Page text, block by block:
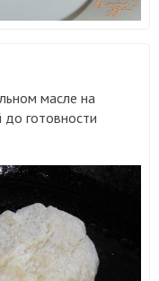
масле на
готовности